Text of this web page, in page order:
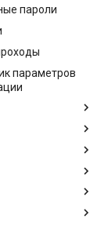
пароли
параметров